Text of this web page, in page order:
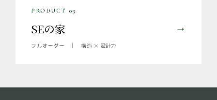
PRODUCT 03
SEの家
フルオーダー ｜ 構造 × 設計力
→